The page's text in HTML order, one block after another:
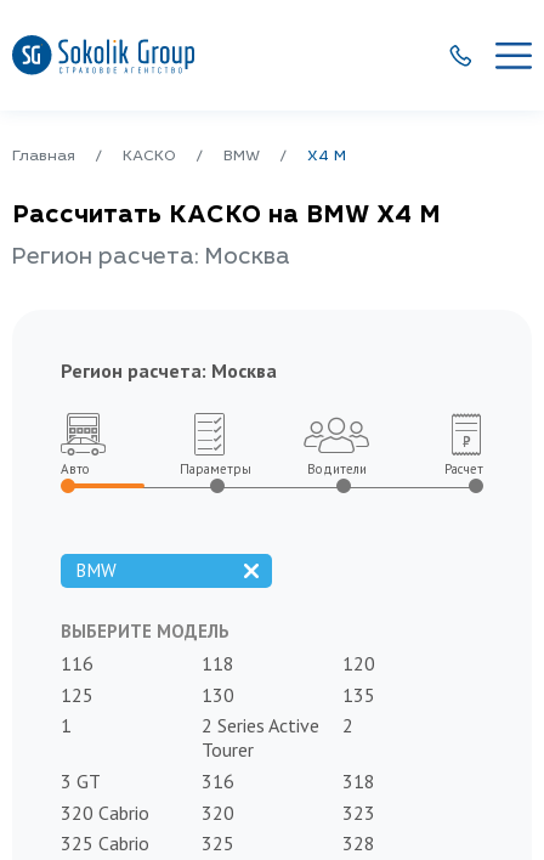
Главная КАСКО BMW X4 M
Рассчитать КАСКО на BMW X4 M
Регион расчета: Москва
Регион расчета: Москва
Авто Параметры Водители Расчет
BMW
ВЫБЕРИТЕ МОДЕЛЬ
116 118
120
125
130
135
1
2 Series Active
Tourer
2
3 GT 316
318
320 Cabrio
320
323
325 Cabrio
325
328